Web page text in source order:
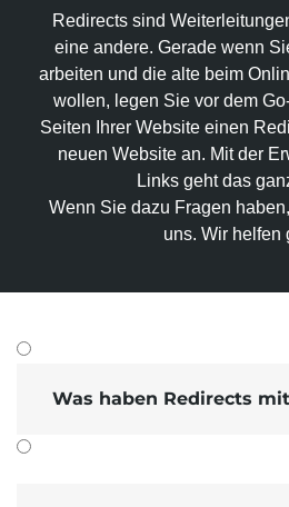
KI-Integration
Generative Engine Optimization
Model Context Protocol (MCP)
Entwicklung & Systemanbindung
Skalierbare Datenbankarchitektur
Content-Management & Redaktion
Unique Content
KI für Übersetzungen
Online-Marketing
Serverseitiges Tracking
TYPO3
WordPress
REDX-Onlineshop
Magento
Rasch zum Onlineshop
Intelligente Suche
REDX Bewerbermanagement
App-Entwicklung
Apps
Region Rohrbach
Alle Referenzen
Karriere
Bewerbung
Dein Start bei uns
Studieren & Arbeiten bei XORTEX
Karriere-FAQs
100% made in Mühlviertel
Nachhaltigkeit
Green Hosting
Green Coding
XORTEX Wunschkalender
Presse und Downloads
Kontakt
JobsRedirects sind
eine andere. Gerade wenn
arbeiten und die alte beim
wollen, legen Sie vor dem
Seiten Ihrer Website einen
neuen Website an. Mit der
Links geht das
Wenn Sie dazu Fragen
uns. Wir helfen
Was haben Redirects